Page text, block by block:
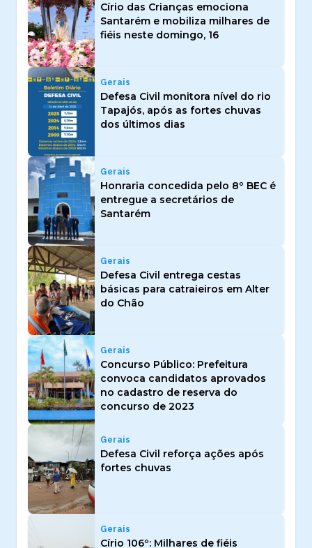
Círio das Crianças emociona
Santarém e mobiliza milhares de
fiéis neste domingo, 16
Gerais
Defesa Civil monitora nível do rio
Tapajós, após as fortes chuvas
dos últimos dias
Gerais
Honraria concedida pelo 8º BEC é
entregue a secretários de
Santarém
Gerais
Defesa Civil entrega cestas
básicas para catraieiros em Alter
do Chão
Gerais
Concurso Público: Prefeitura
convoca candidatos aprovados
no cadastro de reserva do
concurso de 2023
Gerais
Defesa Civil reforça ações após
fortes chuvas
Gerais
Círio 106º: Milhares de fiéis